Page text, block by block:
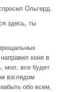
Ольгерд.
здесь, ты
коня в
мол, все будет
взглядом
обо всем,